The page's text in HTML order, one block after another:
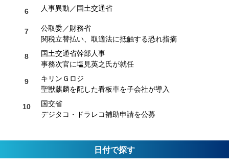
人事異動／国土交通省
公取委／財務省
関税立替払い、取適法に抵触する恐れ指摘
国土交通省幹部人事
事務次官に塩見英之氏が就任
キリンＧロジ
聖獣麒麟を配した看板車を子会社が導入
国交省
デジタコ・ドラレコ補助申請を公募
日付で探す